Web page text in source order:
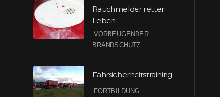
Rauchmelder retten
Leben
VORBEUGENDER
BRANDSCHUTZ
Fahrsicherheitstraining
FORTBILDUNG